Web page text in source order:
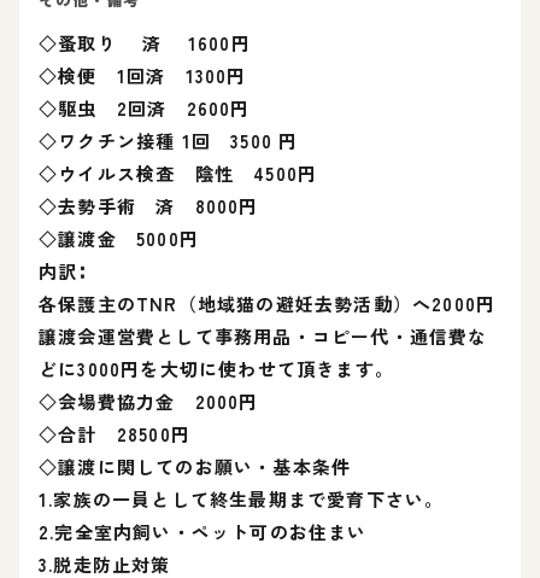
◇蚤取り 済 1600円
◇検便 1回済 1300円
◇駆虫 2回済 2600円
◇ワクチン接種 1回 3500 円
◇ウイルス検査 陰性 4500円
◇去勢手術 済 8000円
◇譲渡金 5000円
内訳∶
各保護主のTNR（地域猫の避妊去勢活動）へ2000円
譲渡会運営費として事務用品・コピー代・通信費な
どに3000円を大切に使わせて頂きます。
◇会場費協力金 2000円
◇合計 28500円
◇譲渡に関してのお願い・基本条件
1.家族の一員として終生最期まで愛育下さい。
2.完全室内飼い・ペット可のお住まい
3.脱走防止対策